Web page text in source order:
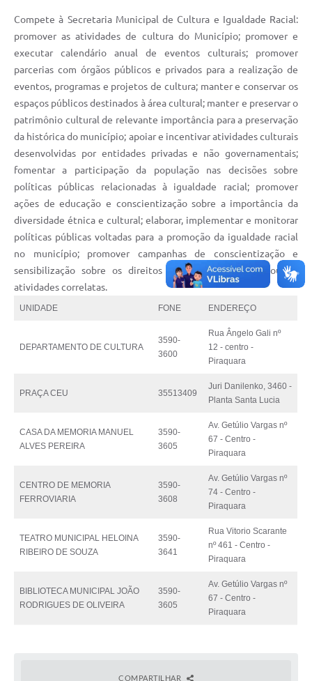
Compete à Secretaria Municipal de Cultura e Igualdade Racial:
promover as atividades de cultura do Município; promover e
executar calendário anual de eventos culturais; promover
parcerias com órgãos públicos e privados para a realização de
eventos, programas e projetos de cultura; manter e conservar os
espaços públicos destinados à área cultural; manter e preservar o
patrimônio cultural de relevante importância para a preservação
da histórica do município; apoiar e incentivar atividades culturais
desenvolvidas por entidades privadas e não governamentais;
fomentar a participação da população nas decisões sobre
políticas públicas relacionadas à igualdade racial; promover
ações de educação e conscientização sobre a importância da
diversidade étnica e cultural; elaborar, implementar e monitorar
políticas públicas voltadas para a promoção da igualdade racial
no município; promover campanhas de conscientização e
sensibilização sobre os direitos raciais; desempenhar outras
atividades correlatas.
UNIDADE FONE ENDEREÇO
DEPARTAMENTO DE CULTURA
3590-
3600
Rua Ângelo Gali nº
12 - centro -
Piraquara
PRAÇA CEU 35513409
Juri Danilenko, 3460 -
Planta Santa Lucia
CASA DA MEMORIA MANUEL
ALVES PEREIRA
3590-
3605
Av. Getúlio Vargas nº
67 - Centro -
Piraquara
CENTRO DE MEMORIA
FERROVIARIA
3590-
3608
Av. Getúlio Vargas nº
74 - Centro -
Piraquara
TEATRO MUNICIPAL HELOINA
RIBEIRO DE SOUZA
3590-
3641
Rua Vitorio Scarante
nº 461 - Centro -
Piraquara
BIBLIOTECA MUNICIPAL JOÃO
RODRIGUES DE OLIVEIRA
3590-
3605
Av. Getúlio Vargas nº
67 - Centro -
Piraquara
COMPARTILHAR